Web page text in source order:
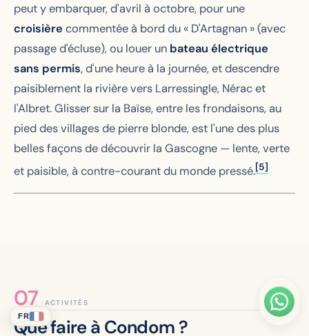
peut y embarquer, d'avril à octobre, pour une
croisière commentée à bord du « D'Artagnan » (avec
passage d'écluse), ou louer un bateau électrique
sans permis, d'une heure à la journée, et descendre
paisiblement la rivière vers Larressingle, Nérac et
l'Albret. Glisser sur la Baïse, entre les frondaisons, au
pied des villages de pierre blonde, est l'une des plus
belles façons de découvrir la Gascogne — lente, verte
et paisible, à contre-courant du monde pressé.[5]
ACTIVITÉS
Que faire à Condom ?
FR